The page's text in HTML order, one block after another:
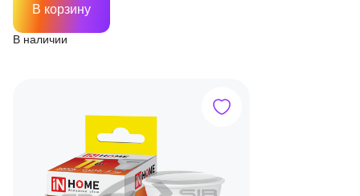
В наличии
В корзину